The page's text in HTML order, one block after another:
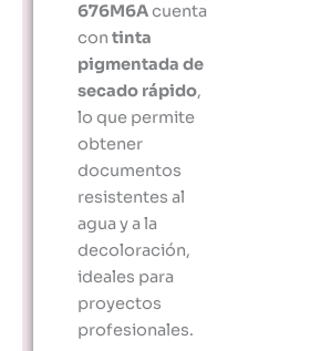
676M6Acuenta
con tinta
pigmentada de
secado rápido,
lo que permite
obtener
documentos
resistentes al
agua y a la
decoloración,
ideales para
proyectos
profesionales.